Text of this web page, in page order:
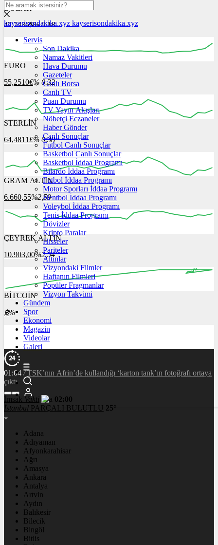
DOLAR
47,7436$% 0.18
16:00 17:00 18:00
EURO
55,2510€% 0.32
16:00 17:00 18:00
STERLİN
64,4811£% 0.38
16:00 17:00 18:00
GRAM ALTIN
6.660,55%2,59
16:00 17:00
ÇEYREK ALTIN
10.903,00%2,54
00:00 00:00
BİTCOİN
฿%
kayserisondakika.xyz kayserisondakika.xyz
Servis
Son Dakika
Namaz Vakitleri
Hava Durumu
Gazeteler
Canlı Borsa
Canlı TV
Puan Durumu
TV Yayın Akışları
Nöbetçi Eczaneler
Haber Gönder
Canlı Sonuçlar
Futbol Canlı Sonuçlar
Basketbol Canlı Sonuçlar
Basketbol İddaa Programı
Bilardo İddaa Programı
Futbol İddaa Programı
Motor Sporları İddaa Programı
Hentbol İddaa Programı
Voleybol İddaa Programı
Tenis İddaa Programı
Dövizler
Kripto Paralar
Hisseler
Pariteler
Altınlar
Vizyondaki Filmler
Haftanın Filmleri
Popüler Fragmanlar
Vizyon Takvimi
Gündem
Spor
Ekonomi
Magazin
Videolar
Galeri
01:04 / TSK’nın Afrin’de kullandığı ‘karton tank’ın fotoğrafı ortaya
çıktı
İmsak Vakti
02:00
İstanbul PARÇALI BULUTLU 25°
Adana
Adıyaman
Afyonkarahisar
Ağrı
Amasya
Ankara
Antalya
Artvin
Aydın
Balıkesir
Bilecik
Bingöl
Bitlis